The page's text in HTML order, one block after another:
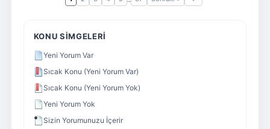
KONU SIMGELERI
Yeni Yorum Var
Sıcak Konu (Yeni Yorum Var)
Sıcak Konu (Yeni Yorum Yok)
Yeni Yorum Yok
Sizin Yorumunuzu İçerir